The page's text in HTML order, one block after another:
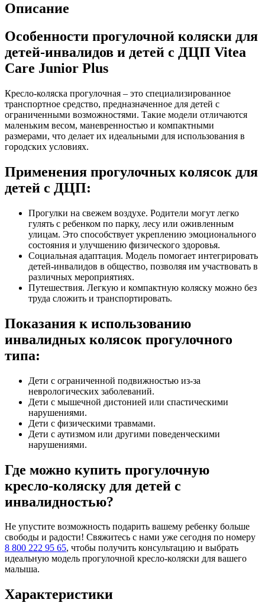
Описание
Особенности прогулочной коляски для
детей-инвалидов и детей с ДЦП Vitea
Care Junior Plus
Кресло-коляска прогулочная – это специализированное
транспортное средство, предназначенное для детей с
ограниченными возможностями. Такие модели отличаются
маленьким весом, маневренностью и компактными
размерами, что делает их идеальными для использования в
городских условиях.
Применения прогулочных колясок для
детей с ДЦП:
Прогулки на свежем воздухе. Родители могут легко
гулять с ребенком по парку, лесу или оживленным
улицам. Это способствует укреплению эмоционального
состояния и улучшению физического здоровья.
Социальная адаптация. Модель помогает интегрировать
детей-инвалидов в общество, позволяя им участвовать в
различных мероприятиях.
Путешествия. Легкую и компактную коляску можно без
труда сложить и транспортировать.
Показания к использованию
инвалидных колясок прогулочного
типа:
Дети с ограниченной подвижностью из-за
неврологических заболеваний.
Дети с мышечной дистонией или спастическими
нарушениями.
Дети с физическими травмами.
Дети с аутизмом или другими поведенческими
нарушениями.
Где можно купить прогулочную
кресло-коляску для детей с
инвалидностью?
Не упустите возможность подарить вашему ребенку больше
свободы и радости! Свяжитесь с нами уже сегодня по номеру
8 800 222 95 65, чтобы получить консультацию и выбрать
идеальную модель прогулочной кресло-коляски для вашего
малыша.
Характеристики